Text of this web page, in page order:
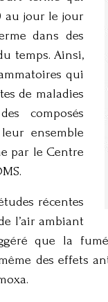
au jour le jour
dans des
temps. Ainsi,
qui
de maladies
composés
ensemble
par le Centre
récentes
l’air ambiant
que la
des effets